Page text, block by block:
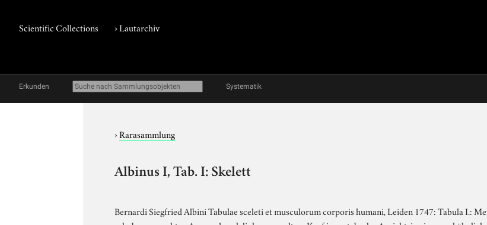
Scientific Collections ›Lautarchiv
Erkunden Systematik
›Rarasammlung
Albinus I, Tab. I: Skelett
Bernardi Siegfried Albini Tabulae sceleti et musculorum corporis humani, Leiden 1747: Tabula I.: